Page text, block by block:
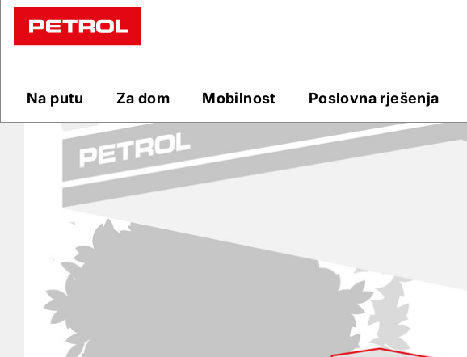
Prodajna
mjesta
Na putu Za dom Mobilnost Poslovna rješenja